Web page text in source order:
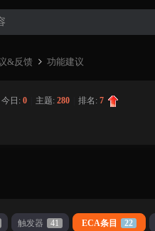
&反馈 功能建议
今日:0 主题:280 排名:7
触发器 41 ECA条目 22